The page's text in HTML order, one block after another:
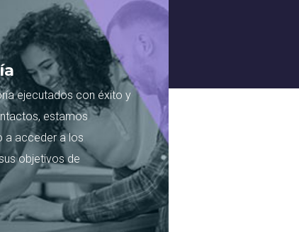
ejecutados con éxito y
estamos
a acceder a los
objetivos de